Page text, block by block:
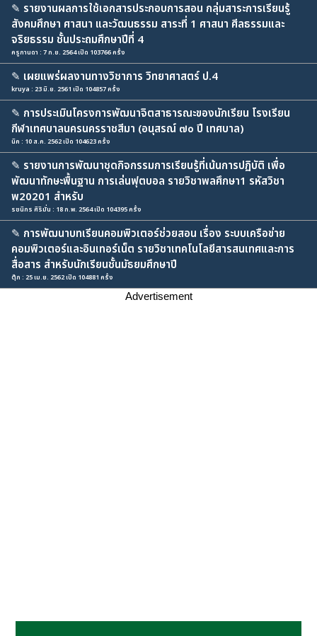
✎ รายงานผลการใช้เอกสารประกอบการสอน กลุ่มสาระการเรียนรู้
สังคมศึกษา ศาสนา และวัฒนธรรม สาระที่ 1 ศาสนา ศีลธรรมและ
จริยธรรม ชั้นประถมศึกษาปีที่ 4
ครูกานดา : 7 ก.ย. 2564 เปิด 103766 ครั้ง
✎ เผยแพร่ผลงานทางวิชาการ วิทยาศาสตร์ ป.4
kruya : 23 มิ.ย. 2561 เปิด 104857 ครั้ง
✎ การประเมินโครงการพัฒนาจิตสาธารณะของนักเรียน โรงเรียน
กีฬาเทศบาลนครนครราชสีมา (อนุสรณ์ ๗๐ ปี เทศบาล)
นิค : 10 ส.ค. 2562 เปิด 104623 ครั้ง
✎ รายงานการพัฒนาชุดกิจกรรมการเรียนรู้ที่เน้นการปฏิบัติ เพื่อ
พัฒนาทักษะพื้นฐาน การเล่นฟุตบอล รายวิชาพลศึกษา1 รหัสวิชา
พ20201 สำหรับ
รชนิกร ศิริมั่น : 18 ก.พ. 2564 เปิด 104395 ครั้ง
✎ การพัฒนาบทเรียนคอมพิวเตอร์ช่วยสอน เรื่อง ระบบเครือข่าย
คอมพิวเตอร์และอินเทอร์เน็ต รายวิชาเทคโนโลยีสารสนเทศและการ
สื่อสาร สำหรับนักเรียนชั้นมัธยมศึกษาปี
ตุ๊ก : 25 เม.ย. 2562 เปิด 104881 ครั้ง
Advertisement